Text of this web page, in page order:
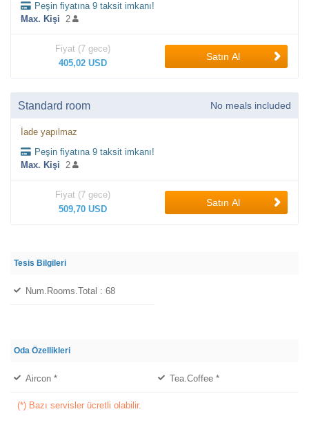
Peşin fiyatına 9 taksit imkanı!
Max. Kişi 2
Fiyat (7 gece)
405,02 USD
Satın Al
Standard room No meals included
İade yapılmaz
Peşin fiyatına 9 taksit imkanı!
Max. Kişi 2
Fiyat (7 gece)
509,70 USD
Satın Al
Tesis Bilgileri
Num.rooms.total : 68
Oda Özellikleri
Aircon * Tea.coffee *
(*) Bazı servisler ücretli olabilir.